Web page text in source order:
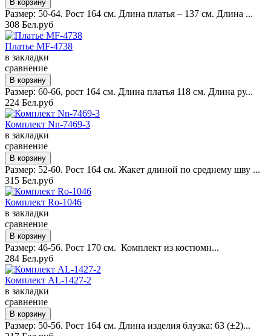
Размер: 50-64. Рост 164 см. Длина платья – 137 см. Длина ...
308 Бел.руб
Платье MF-4738
в закладки
сравнение
Размер: 60-66, рост 164 см. Длина платья 118 см. Длина ру...
224 Бел.руб
Комплект Nn-7469-3
в закладки
сравнение
Размер: 52-60. Рост 164 см. Жакет длиной по среднему шву ...
315 Бел.руб
Комплект Ro-1046
в закладки
сравнение
Размер: 46-56. Рост 170 см. Комплект из костюмн...
284 Бел.руб
Комплект AL-1427-2
в закладки
сравнение
Размер: 50-56. Рост 164 см. Длина изделия блузка: 63 (±2)...